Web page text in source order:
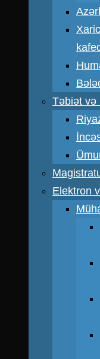
Təbiət və
Elektron